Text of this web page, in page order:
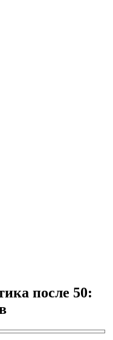
после 50: